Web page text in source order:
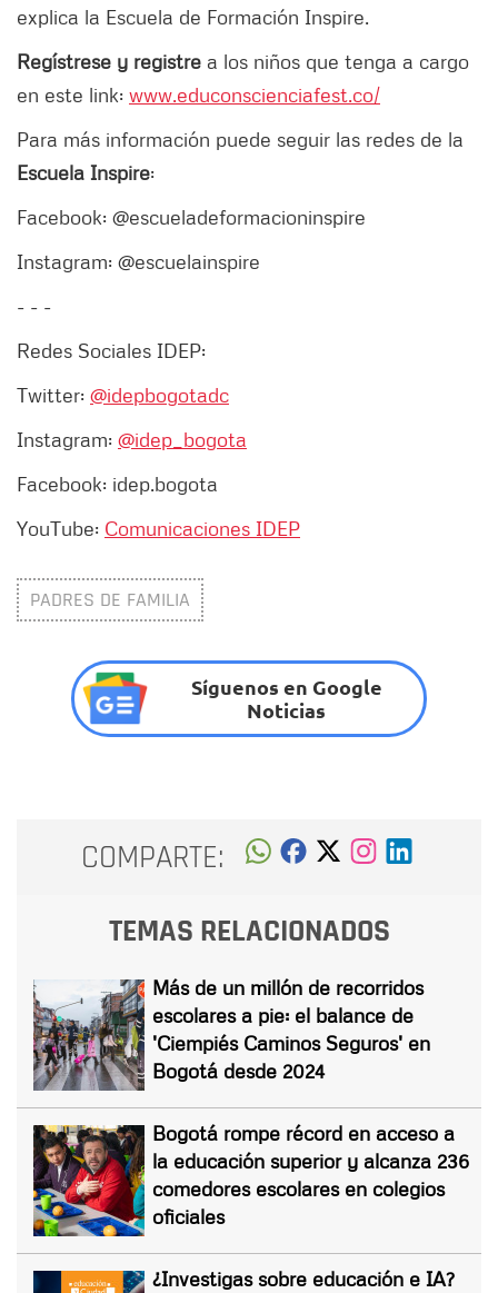
explica la Escuela de Formación Inspire.
Regístrese y registre a los niños que tenga a cargo
en este link: www.educonscienciafest.co/
Para más información puede seguir las redes de la
Escuela Inspire:
Facebook: @escueladeformacioninspire
Instagram: @escuelainspire
- - -
Redes Sociales IDEP:
Twitter: @idepbogotadc
Instagram: @idep_bogota
Facebook: idep.bogota
YouTube: Comunicaciones IDEP
PADRES DE FAMILIA
Síguenos en Google
Noticias
COMPARTE:
TEMAS RELACIONADOS
Más de un millón de recorridos
escolares a pie: el balance de
'Ciempiés Caminos Seguros' en
Bogotá desde 2024
Bogotá rompe récord en acceso a
la educación superior y alcanza 236
comedores escolares en colegios
oficiales
¿Investigas sobre educación e IA?